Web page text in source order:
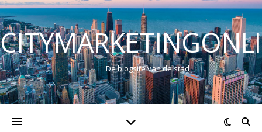
De blogsite van de stad